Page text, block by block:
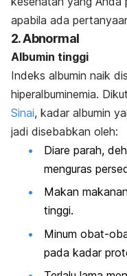
apabila ada
2. Abnormal
Albumin tinggi
Indeks albumin naik
hiperalbuminemia.
Sinai, kadar albumin
jadi disebabkan oleh:
Diare parah,
menguras
Makan
tinggi.
Minum obat-
pada kadar